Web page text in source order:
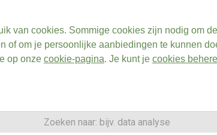
van cookies. Sommige cookies zijn nodig om
of om je persoonlijke aanbiedingen te kunnen
op onze cookie-pagina. Je kunt je cookies